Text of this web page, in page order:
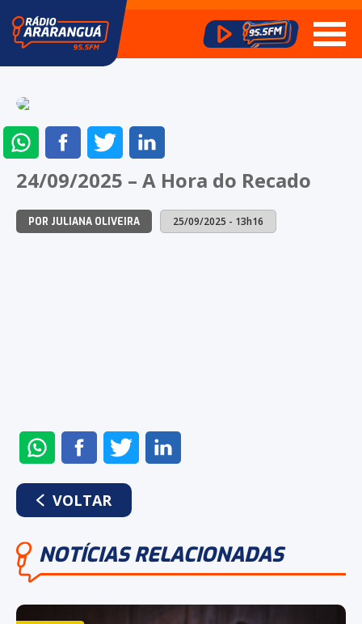
ENVIAR
NO
WHATSAPP
COMPARTILHAR
NO
FACEBOOK
COMPARTILHAR
NO
TWITTERLINKEDIN
24/09/2025 – A Hora do Recado
POR JULIANA OLIVEIRA 25/09/2025 - 13h16
ENVIAR
NO
WHATSAPP
COMPARTILHAR
NO
FACEBOOK
COMPARTILHAR
NO
VOLTAR
NOTÍCIAS RELACIONADAS